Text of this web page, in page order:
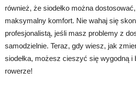
również, że siodełko można
maksymalny komfort. Nie wahaj się
profesjonalistą, jeśli masz problemy z
samodzielnie. Teraz, gdy wiesz, jak
siodełka, możesz cieszyć się wygodną i
rowerze!